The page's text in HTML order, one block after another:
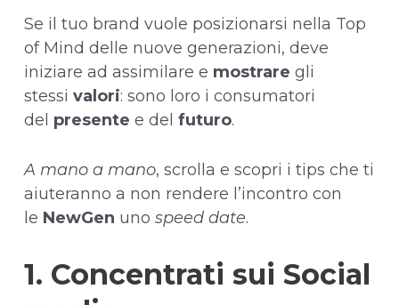
Se il tuo brand vuole posizionarsi nella Top
of Mind delle nuove generazioni, deve
iniziare ad assimilare e mostraregli
stessivalori: sono loro i consumatori
del presente e delfuturo.
A mano a mano, scrolla e scopri i tips che ti
aiuteranno a non rendere l’incontro con
le NewGen unospeed date.
1. Concentrati sui Social